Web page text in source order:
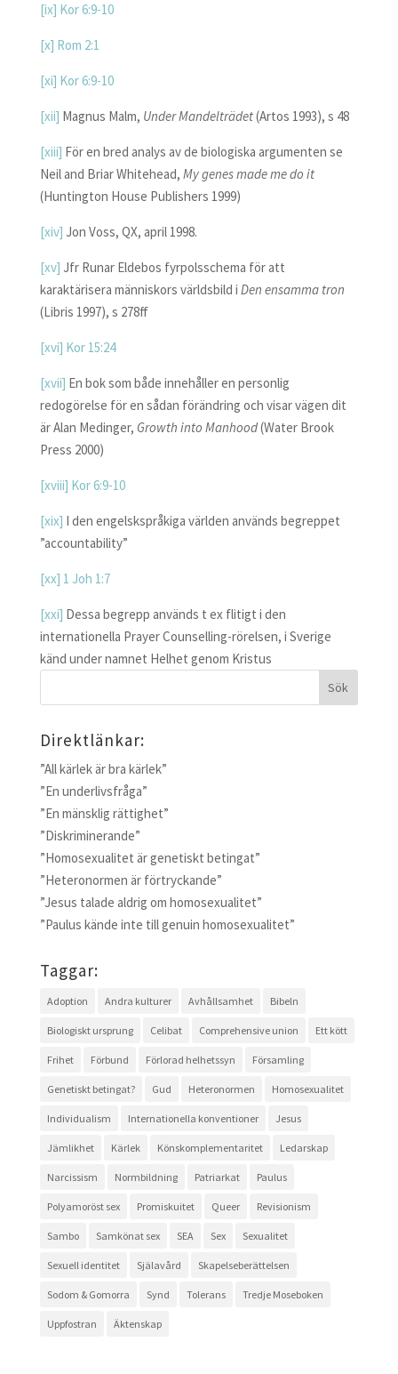
[ix] Kor 6:9-10
[x] Rom 2:1
[xi] Kor 6:9-10
[xii] Magnus Malm, Under Mandelträdet(Artos 1993), s 48
[xiii] För en bred analys av de biologiska argumenten se
Neil and Briar Whitehead, My genes made me do it
(Huntington House Publishers 1999)
[xiv] Jon Voss, QX, april 1998.
[xv] Jfr Runar Eldebos fyrpolsschema för att
karaktärisera människors världsbild i Den ensamma tron
(Libris 1997), s 278ff
[xvi] Kor 15:24
[xvii] En bok som både innehåller en personlig
redogörelse för en sådan förändring och visar vägen dit
är Alan Medinger, Growth into Manhood(Water Brook
Press 2000)
[xviii] Kor 6:9-10
[xix] I den engelskspråkiga världen används begreppet
”accountability”
[xx] 1 Joh 1:7
[xxi] Dessa begrepp används t ex flitigt i den
internationella Prayer Counselling-rörelsen, i Sverige
känd under namnet Helhet genom Kristus
Direktlänkar:
”All kärlek är bra kärlek”
”En underlivsfråga”
”En mänsklig rättighet”
”Diskriminerande”
”Homosexualitet är genetiskt betingat”
”Heteronormen är förtryckande”
”Jesus talade aldrig om homosexualitet”
”Paulus kände inte till genuin homosexualitet”
Taggar:
Adoption Andra kulturer Avhållsamhet Bibeln
Biologiskt ursprung Celibat Comprehensive union Ett kött
Frihet Förbund Förlorad helhetssyn Församling
Genetiskt betingat? Gud Heteronormen Homosexualitet
Individualism Internationella konventioner Jesus
Jämlikhet Kärlek Könskomplementaritet Ledarskap
Narcissism Normbildning Patriarkat Paulus
Polyamoröst sex Promiskuitet Queer Revisionism
Sambo Samkönat sex SEA Sex Sexualitet
Sexuell identitet Själavård Skapelseberättelsen
Sodom & Gomorra Synd Tolerans Tredje Moseboken
Uppfostran Äktenskap